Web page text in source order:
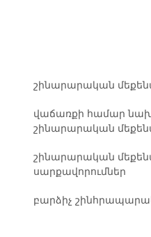
շինարարական
վաճառքի համար
շինարարական
շինարարական
սարքավորումներ
բարձիչ